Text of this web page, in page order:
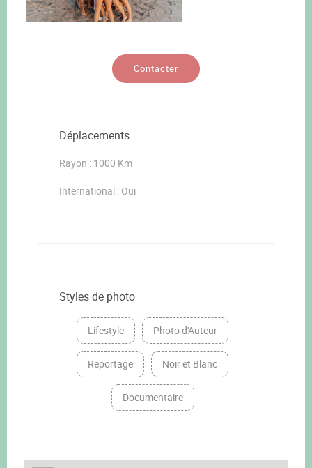
Contacter
Déplacements
Rayon : 1000 Km
International : Oui
Styles de photo
Lifestyle Photo d'Auteur
Reportage Noir et Blanc
Documentaire